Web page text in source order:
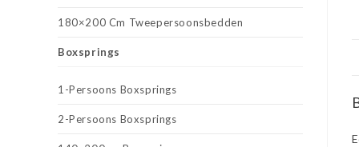
180×200 Cm Tweepersoonsbedden
Boxsprings
1-Persoons Boxsprings
2-Persoons Boxsprings